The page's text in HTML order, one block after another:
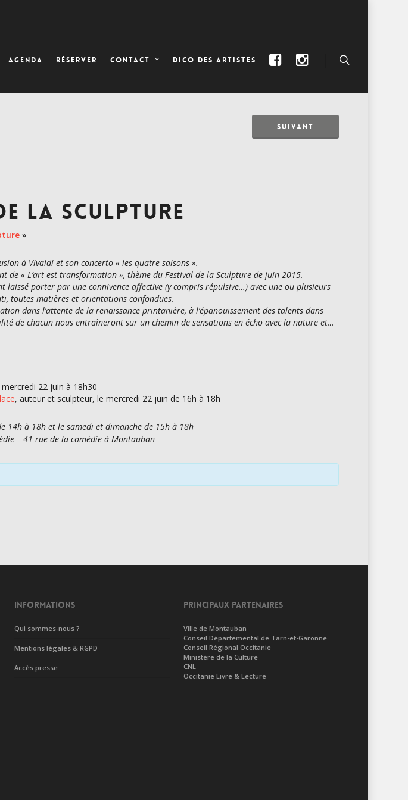
AGENDA RÉSERVER CONTACT DICO DES ARTISTES
SUIVANT
LA SCULPTURE
»
à Vivaldi et son concerto « les quatre saisons ».
de « L’art est transformation », thème du Festival de la Sculpture de juin 2015.
laissé porter par une connivence affective (y compris répulsive…) avec une ou plusieurs
toutes matières et orientations confondues.
dans l’attente de la renaissance printanière, à l’épanouissement des talents dans
de chacun nous entraîneront sur un chemin de sensations en écho avec la nature et…
22 juin à 18h30
, auteur et sculpteur, le mercredi 22 juin de 16h à 18h
14h à 18h et le samedi et dimanche de 15h à 18h
– 41 rue de la comédie à Montauban
INFORMATIONS
Qui sommes-nous ?
Mentions légales & RGPD
Accès presse
PRINCIPAUX PARTENAIRES
Ville de Montauban
Conseil Départemental de Tarn-et-Garonne
Conseil Régional Occitanie
Ministère de la Culture
CNL
Occitanie Livre & Lecture